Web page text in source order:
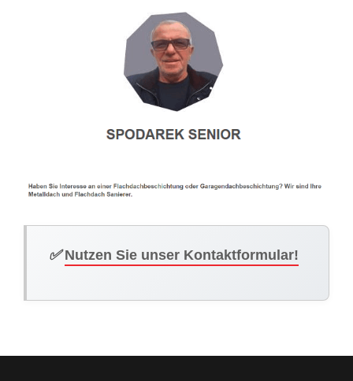
✅Nutzen Sie unser Kontaktformular!